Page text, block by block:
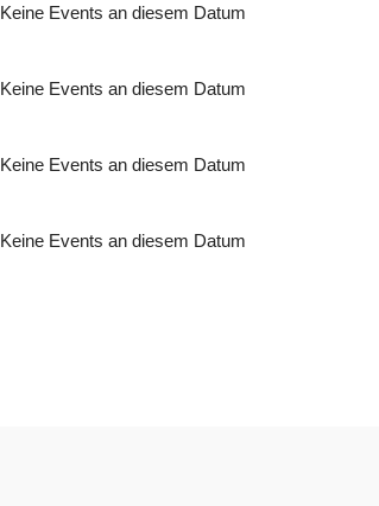
Keine Events an diesem Datum
Keine Events an diesem Datum
Keine Events an diesem Datum
Keine Events an diesem Datum